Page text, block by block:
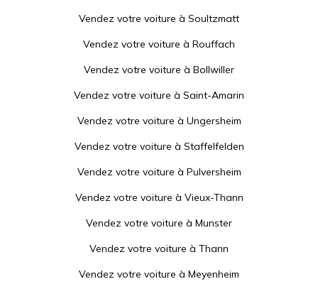
Vendez votre voiture à Soultzmatt
Vendez votre voiture à Rouffach
Vendez votre voiture à Bollwiller
Vendez votre voiture à Saint-Amarin
Vendez votre voiture à Ungersheim
Vendez votre voiture à Staffelfelden
Vendez votre voiture à Pulversheim
Vendez votre voiture à Vieux-Thann
Vendez votre voiture à Munster
Vendez votre voiture à Thann
Vendez votre voiture à Meyenheim